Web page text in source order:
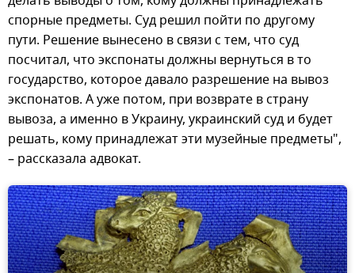
спорные предметы. Суд решил пойти по другому
пути. Решение вынесено в связи с тем, что суд
посчитал, что экспонаты должны вернуться в то
государство, которое давало разрешение на вывоз
экспонатов. А уже потом, при возврате в страну
вывоза, а именно в Украину, украинский суд и будет
решать, кому принадлежат эти музейные предметы",
– рассказала адвокат.